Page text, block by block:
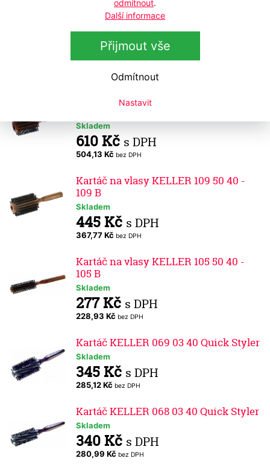
odmítnout.
Další informace
Přijmout vše
Odmítnout
Nastavit
Kartáč KELLER TL 099 30 40 Thermo-
Line - 1/2 kulatý
Skladem
372 Kč s DPH
307,44 Kčbez DPH
Kartáč na vlasy KELLER 110 50 40 - 110
Skladem
610 Kč s DPH
504,13 Kč bez DPH
Kartáč na vlasy KELLER 109 50 40 -
109 B
Skladem
445 Kč s DPH
367,77 Kč bez DPH
Kartáč na vlasy KELLER 105 50 40 -
105 B
Skladem
277 Kč s DPH
228,93 Kč bez DPH
Kartáč KELLER 069 03 40 Quick Styler
Skladem
345 Kč s DPH
285,12 Kč bez DPH
Kartáč KELLER 068 03 40 Quick Styler
Skladem
340 Kč s DPH
280,99 Kč bez DPH